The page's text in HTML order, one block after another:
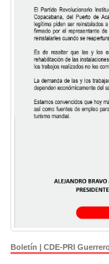
Boletín | CDE-PRI